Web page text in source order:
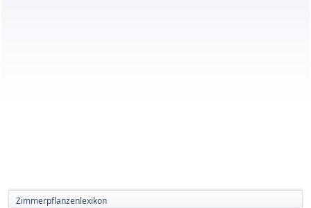
Zimmerpflanzenlexikon